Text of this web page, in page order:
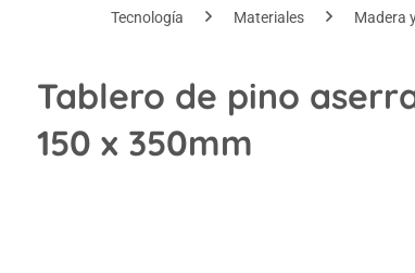
Tecnología Materiales Madera
Tablero de pino
150 x 350mm